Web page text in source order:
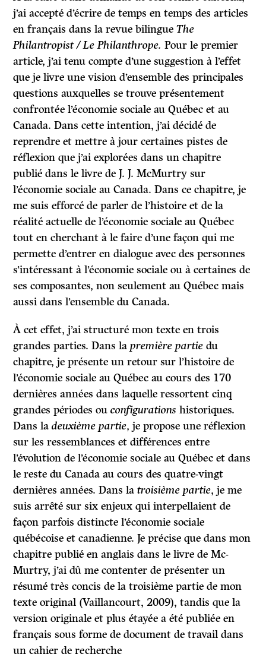
j’ai accepté d’écrire de temps en temps des articles
en français dans la revue bilingueThe
Philantropist / Le Philanthrope.Pour le premier
article, j’ai tenu compte d’une suggestion à l’effet
que je livre une vision d’ensemble des principales
questions auxquelles se trouve présentement
confrontée l’économie sociale au Québec et au
Canada. Dans cette intention, j’ai décidé de
reprendre et mettre à jour certaines pistes de
réflexion que j’ai explorées dans un chapitre
publié dans le livre de J. J. McMurtry sur
l’économie sociale au Canada. Dans ce chapitre, je
me suis efforcé de parler de l’histoire et de la
réalité actuelle de l’économie sociale au Québec
tout en cherchant à le faire d’une façon qui me
permette d’entrer en dialogue avec des personnes
s’intéressant à l’économie sociale ou à certaines de
ses composantes, non seulement au Québec mais
aussi dans l’ensemble du Canada.
À cet effet, j’ai structuré mon texte en trois
grandes parties. Dans lapremière partiedu
chapitre, je présente un retour sur l’histoire de
l’économie sociale au Québec au cours des 170
dernières années dans laquelle ressortent cinq
grandes périodes ouconfigurationshistoriques.
Dans ladeuxième partie, je propose une réflexion
sur les ressemblances et différences entre
l’évolution de l’économie sociale au Québec et dans
le reste du Canada au cours des quatre-vingt
dernières années. Dans latroisième partie, je me
suis arrêté sur six enjeux qui interpellaient de
façon parfois distincte l’économie sociale
québécoise et canadienne. Je précise que dans mon
chapitre publié en anglais dans le livre de Mc-
Murtry, j’ai dû me contenter de présenter un
résumé très concis de la troisième partie de mon
texte original (Vaillancourt, 2009), tandis que la
version originale et plus étayée a été publiée en
français sous forme de document de travail dans
un cahier de recherche